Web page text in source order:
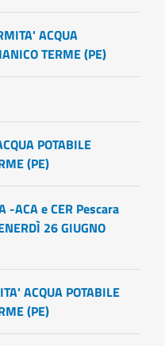
ACQUA
TERME (PE)
POTABILE
(PE)
-ACA e CER Pescara
26 GIUGNO
ACQUA POTABILE
(PE)